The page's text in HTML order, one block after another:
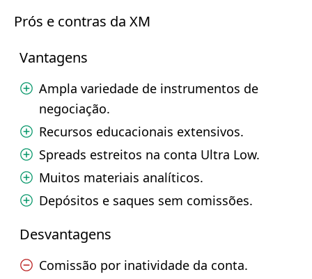
Prós e contras da XM
Vantagens
Ampla variedade de instrumentos de
negociação.
Recursos educacionais extensivos.
Spreads estreitos na conta Ultra Low.
Muitos materiais analíticos.
Depósitos e saques sem comissões.
Desvantagens
Comissão por inatividade da conta.